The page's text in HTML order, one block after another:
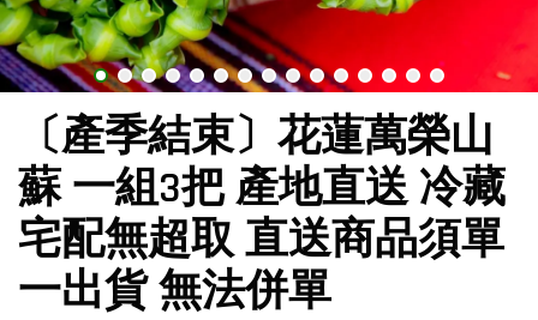
〔產季結束〕花蓮萬榮山
蘇 一組3把 產地直送 冷藏
宅配無超取 直送商品須單
一出貨 無法併單